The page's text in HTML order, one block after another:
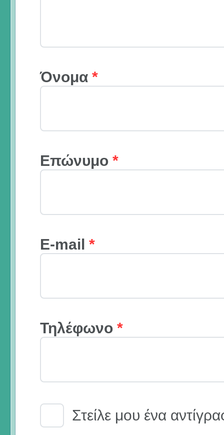
Όνομα *
Επώνυμο *
E-mail *
Τηλέφωνο *
Email Receipt
Στείλε μου ένα